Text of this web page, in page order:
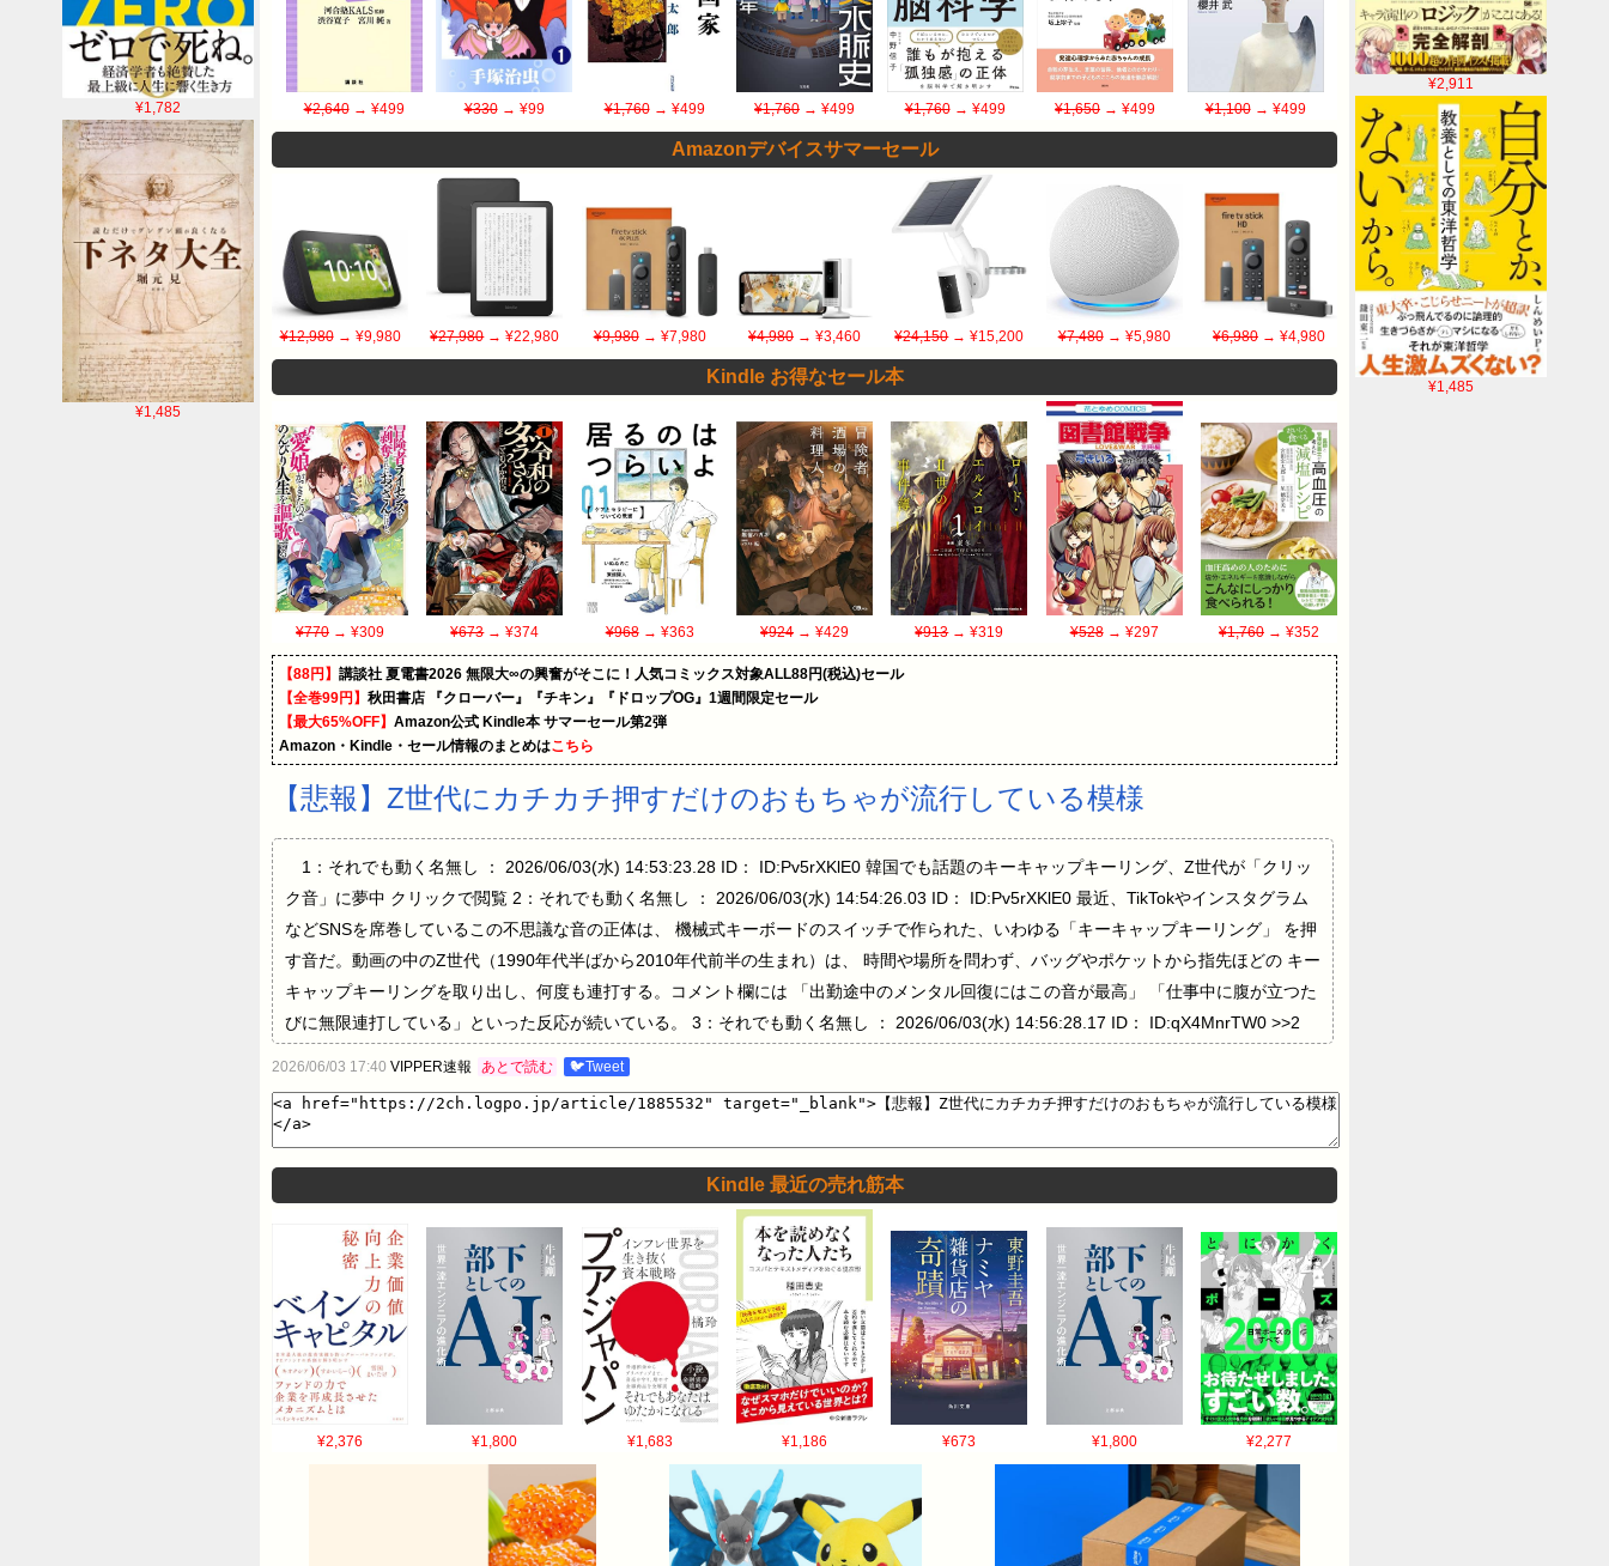
¥2,911
¥1,485
¥1,782
¥1,485
¥2,640→ ¥499 ¥330→ ¥99 ¥1,760→ ¥499 ¥1,760 → ¥499 ¥1,760→ ¥499 ¥1,650 → ¥499 ¥1,100→ ¥499
Amazonデバイスサマーセール
¥12,980→ ¥9,980 ¥27,980→ ¥22,980 ¥9,980→ ¥7,980 ¥4,980→ ¥3,460 ¥24,150→ ¥15,200 ¥7,480→ ¥5,980 ¥6,980→ ¥4,980
Kindle お得なセール本
¥770 → ¥309 ¥673→ ¥374 ¥968→ ¥363 ¥924→ ¥429 ¥913→ ¥319 ¥528→ ¥297 ¥1,760→ ¥352
【88円】 講談社 夏電書2026 無限大∞の興奮がそこに！人気コミックス対象ALL88円(税込)セール
【全巻99円】 秋田書店 『クローバー』『チキン』『ドロップOG』1週間限定セール
【最大65%OFF】 Amazon公式 Kindle本 サマーセール第2弾
Amazon・Kindle・セール情報のまとめはこちら
【悲報】Z世代にカチカチ押すだけのおもちゃが流行している模様
1：それでも動く名無し ： 2026/06/03(水) 14:53:23.28 ID： ID:Pv5rXKlE0 韓国でも話題のキーキャップキーリング、Z世代が「クリッ
ク音」に夢中 クリックで閲覧 2：それでも動く名無し ： 2026/06/03(水) 14:54:26.03 ID： ID:Pv5rXKlE0 最近、TikTokやインスタグラム
などSNSを席巻しているこの不思議な音の正体は、 機械式キーボードのスイッチで作られた、いわゆる「キーキャップキーリング」 を押
す音だ。動画の中のZ世代（1990年代半ばから2010年代前半の生まれ）は、 時間や場所を問わず、バッグやポケットから指先ほどの キー
キャップキーリングを取り出し、何度も連打する。コメント欄には 「出勤途中のメンタル回復にはこの音が最高」 「仕事中に腹が立つた
びに無限連打している」といった反応が続いている。 3：それでも動く名無し ： 2026/06/03(水) 14:56:28.17 ID： ID:qX4MnrTW0 >>2
仕事中に苛立ったらEnterKeyやろが 4：それでも動く名無し ： 2026/06/03(水) 14:56:50.81 ID： ID:fWrmoJ520 ハンドスピナーよりマシ
2026/06/03 17:40 VIPPER速報 あとで読む 🐦Tweet
Kindle 最近の売れ筋本
¥2,376 ¥1,800 ¥1,683 ¥1,186 ¥673 ¥1,800 ¥2,277